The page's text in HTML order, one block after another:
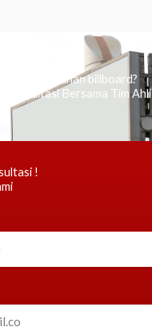
periklanan billboard?
Konsultasi Bersama Tim Ahli
!